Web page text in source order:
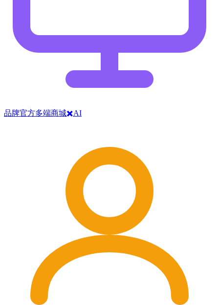
品牌官方多端商城✖️AI